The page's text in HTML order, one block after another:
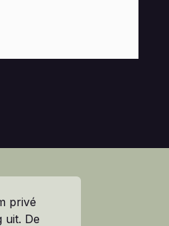
privé
uit. De